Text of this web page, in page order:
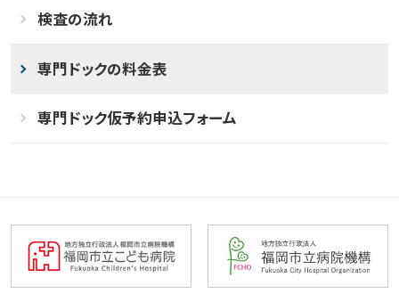
検査の流れ
専門ドックの料金表
専門ドック仮予約申込フォーム